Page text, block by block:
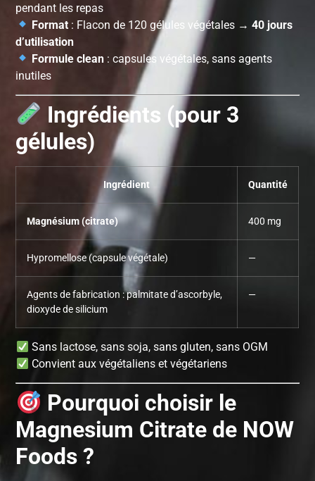
pendant les repas
Format: Flacon de 120 gélules végétales → 40 jours
d’utilisation
Formule clean: capsules végétales, sans agents
inutiles
Ingrédients (pour 3
gélules)
Ingrédient Quantité
Magnésium (citrate) 400 mg
Hypromellose (capsule végétale) —
Agents de fabrication : palmitate d’ascorbyle,
dioxyde de silicium
—
Sans lactose, sans soja, sans gluten, sans OGM
Convient aux végétaliens et végétariens
Pourquoi choisir le
Magnesium Citrate de NOW
Foods ?